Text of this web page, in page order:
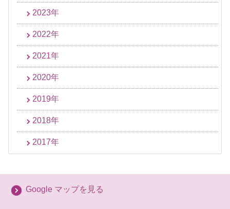
2023年
2022年
2021年
2020年
2019年
2018年
2017年
Google マップを見る